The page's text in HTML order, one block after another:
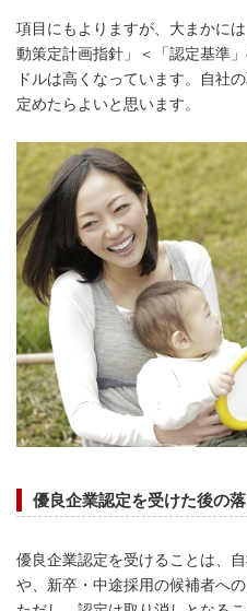
項目にもよりますが、大まかに
動策定計画指針」＜「認定基準
ドルは高くなっています。自社
定めたらよいと思います。
優良企業認定を受けた後の
優良企業認定を受けることは、
や、新卒・中途採用の候補者へ